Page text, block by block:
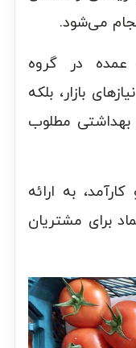
می‌شود.
در گروه
بازار، بلکه
بهداشتی مطلوب
به ارائه
برای مشتریان